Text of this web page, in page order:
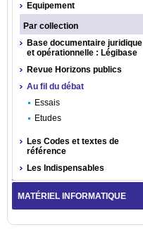
Equipement
Par collection
Base documentaire juridique
et opérationnelle : Légibase
Revue Horizons publics
Au fil du débat
Essais
Etudes
Les Codes et textes de
référence
Les Indispensables
MATÉRIEL INFORMATIQUE